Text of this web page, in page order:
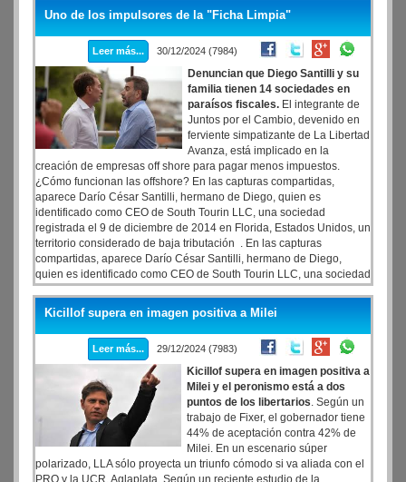
ministro de Gobierno, Carlos Bianco, durante una conferencia de
prensa que encabezó en la Casa de Gobierno, en La Plata y añadió
que el paquete de leyes "no era de ajuste, ni de recorte, sino de
expansión y respondía a los recortes que nos hizo el gobierno
nacional".
Uno de los impulsores de la "Ficha Limpia"
Leer más... 30/12/2024 (7984)
Denuncian que Diego Santilli y su
familia tienen 14 sociedades en
paraísos fiscales. El integrante de
Juntos por el Cambio, devenido en
ferviente simpatizante de La Libertad
Avanza, está implicado en la
creación de empresas off shore para pagar menos impuestos.
¿Cómo funcionan las offshore? En las capturas compartidas,
aparece Darío César Santilli, hermano de Diego, quien es
identificado como CEO de South Tourin LLC, una sociedad
registrada el 9 de diciembre de 2014 en Florida, Estados Unidos, un
territorio considerado de baja tributación . En las capturas
compartidas, aparece Darío César Santilli, hermano de Diego,
quien es identificado como CEO de South Tourin LLC, una sociedad
registrada el 9 de diciembre de 2014 en Florida, Estados Unidos, un
territorio considerado de baja tributación .
Kicillof supera en imagen positiva a Milei
Leer más... 29/12/2024 (7983)
Kicillof supera en imagen positiva a
Milei y el peronismo está a dos
puntos de los libertarios. Según un
trabajo de Fixer, el gobernador tiene
44% de aceptación contra 42% de
Milei. En un escenario súper
polarizado, LLA sólo proyecta un triunfo cómodo si va aliada con el
PRO y la UCR. Aglaplata. Según un reciente estudio de la